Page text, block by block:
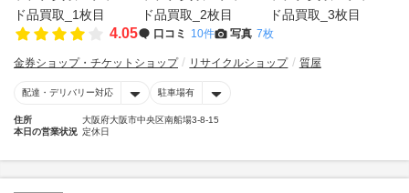
4.05 口コミ 10件 写真 7枚
金券ショップ・チケットショップ リサイクルショップ 質屋
配達・デリバリー対応 駐車場有
住所
大阪府大阪市中央区南船場3-8-15
本日の営業状況 定休日